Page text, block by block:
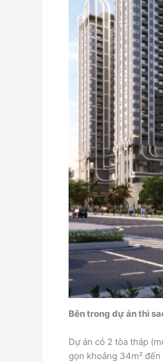
Bên trong dự án thì
Dự án có 2 tòa tháp
gọn khoảng 34m²